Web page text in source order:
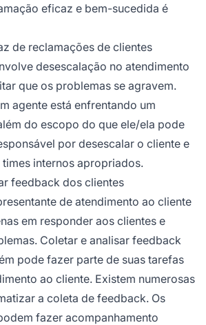
eficaz e bem-sucedida é
de reclamações de clientes
desescalação no atendimento
que os problemas se agravem.
agente está enfrentando um
do escopo do que ele/ela pode
por desescalar o cliente e
internos apropriados.
feedback dos clientes
de atendimento ao cliente
em responder aos clientes e
Coletar e analisar feedback
pode fazer parte de suas tarefas
ao cliente. Existem numerosas
a coleta de feedback. Os
fazer acompanhamento